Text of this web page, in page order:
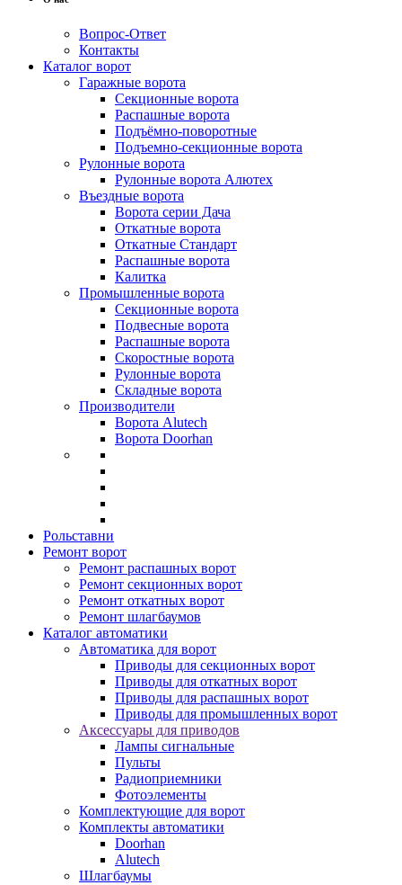
Вопрос-Ответ
Контакты
Каталог ворот
Гаражные ворота
Секционные ворота
Распашные ворота
Подъёмно-поворотные
Подъемно-секционные ворота
Рулонные ворота
Рулонные ворота Алютех
Въездные ворота
Ворота серии Дача
Откатные ворота
Откатные Стандарт
Распашные ворота
Калитка
Промышленные ворота
Секционные ворота
Подвесные ворота
Распашные ворота
Скоростные ворота
Рулонные ворота
Складные ворота
Производители
Ворота Alutech
Ворота Doorhan
Рольставни
Ремонт ворот
Ремонт распашных ворот
Ремонт секционных ворот
Ремонт откатных ворот
Ремонт шлагбаумов
Каталог автоматики
Автоматика для ворот
Приводы для секционных ворот
Приводы для откатных ворот
Приводы для распашных ворот
Приводы для промышленных ворот
Аксессуары для приводов
Лампы сигнальные
Пульты
Радиоприемники
Фотоэлементы
Комплектующие для ворот
Комплекты автоматики
Doorhan
Alutech
Шлагбаумы